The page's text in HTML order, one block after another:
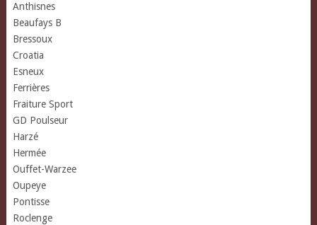
Anthisnes
Beaufays B
Bressoux
Croatia
Esneux
Ferrières
Fraiture Sport
GD Poulseur
Harzé
Hermée
Ouffet-Warzee
Oupeye
Pontisse
Roclenge